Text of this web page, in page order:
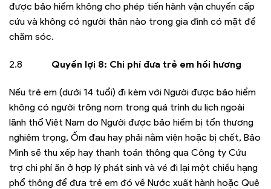
được bảo hiểm không cho phép tiến hành vận chuyển cấp
cứu và không có người thân nào trong gia đình có mặt để
chăm sóc.
2.8 Quyền lợi 8: Chi phí đưa trẻ em hồi hương
Nếu trẻ em (dưới 14 tuổi) đi kèm với Người được bảo hiểm
không có người trông nom trong quá trình du lịch ngoài
lãnh thổ Việt Nam do Người được bảo hiểm bị tổn thương
nghiêm trọng, Ốm đau hay phải nằm viện hoặc bị chết, Bảo
Minh sẽ thu xếp hay thanh toán thông qua Công ty Cứu
trợ chi phí ăn ở hợp lý phát sinh và vé đi lại một chiều hạng
phổ thông để đưa trẻ em đó về Nước xuất hành hoặc Quê